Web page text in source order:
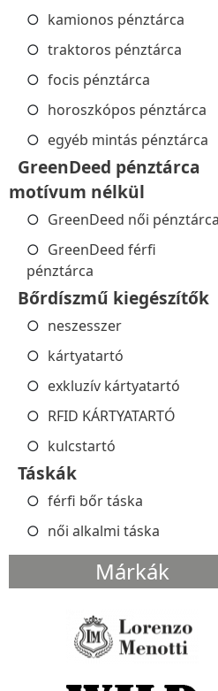
kamionos pénztárca
traktoros pénztárca
focis pénztárca
horoszkópos pénztárca
egyéb mintás pénztárca
GreenDeed pénztárca
motívum nélkül
GreenDeed női pénztárca
GreenDeed férfi
pénztárca
Bőrdíszmű kiegészítők
neszesszer
kártyatartó
exkluzív kártyatartó
RFID KÁRTYATARTÓ
kulcstartó
Táskák
férfi bőr táska
női alkalmi táska
Márkák